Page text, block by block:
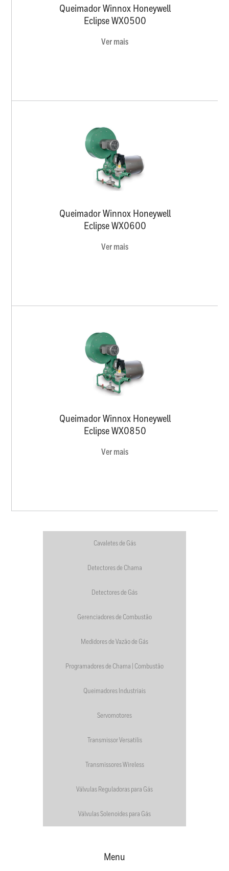
Queimador Winnox Honeywell
Eclipse WX0500
Ver mais
Queimador Winnox Honeywell
Eclipse WX0600
Ver mais
Queimador Winnox Honeywell
Eclipse WX0850
Ver mais
Cavaletes de Gás
Detectores de Chama
Detectores de Gás
Gerenciadores de Combustão
Medidores de Vazão de Gás
Programadores de Chama | Combustão
Queimadores Industriais
Servomotores
Transmissor Versatilis
Transmissores Wireless
Válvulas Reguladoras para Gás
Válvulas Solenoides para Gás
Menu